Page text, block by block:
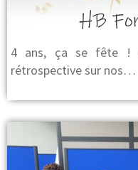
HB
4 ans, ça se fête !
rétrospective sur nos…